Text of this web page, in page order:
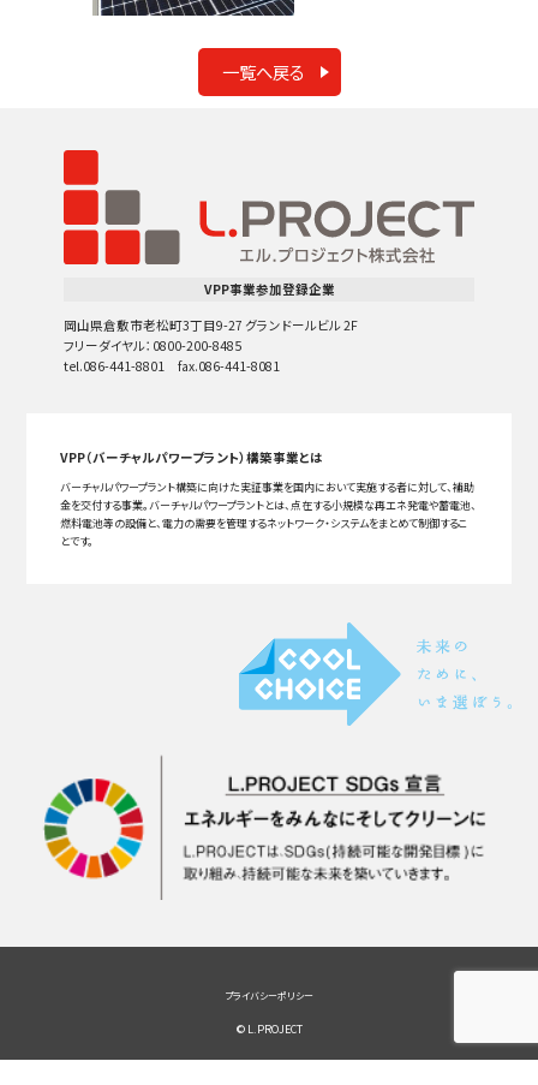
一覧へ戻る
VPP事業参加登録企業
岡山県倉敷市老松町3丁目9-27 グランドールビル 2F
フリーダイヤル：0800-200-8485
tel.086-441-8801 fax.086-441-8081
VPP（バーチャルパワープラント）構築事業とは
バーチャルパワープラント構築に向けた実証事業を国内において実施する者に対して、補助
金を交付する事業。バーチャルパワープラントとは、点在する小規模な再エネ発電や蓄電池、
燃料電池等の設備と、電力の需要を管理するネットワーク・システムをまとめて制御するこ
とです。
プライバシーポリシー
© L.PROJECT